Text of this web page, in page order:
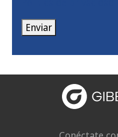
Enviar